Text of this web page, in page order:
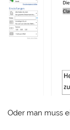
Oder man muss